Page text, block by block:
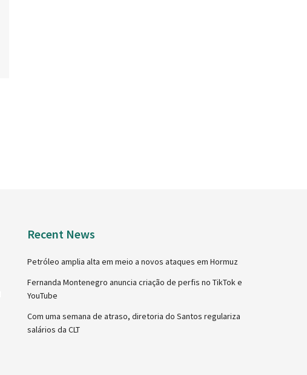
Recent News
Petróleo amplia alta em meio a novos ataques em Hormuz
Fernanda Montenegro anuncia criação de perfis no TikTok e
YouTube
Com uma semana de atraso, diretoria do Santos regulariza
salários da CLT